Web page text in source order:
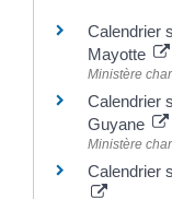
Calendrier
Mayotte
Ministère
Calendrier
Guyane
Ministère
Calendrier